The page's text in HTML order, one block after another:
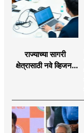
राज्याच्या सागरी
क्षेत्रासाठी नवे व्हिजन;
प्रस्ताव